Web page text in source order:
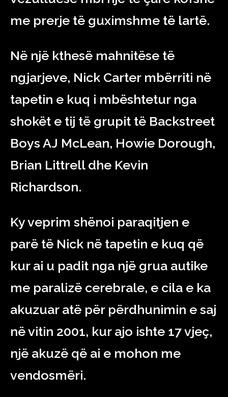
me prerje të guximshme të lartë.
Në një kthesë mahnitëse të
ngjarjeve, Nick Carter mbërriti në
tapetin e kuq i mbështetur nga
shokët e tij të grupit të Backstreet
Boys AJ McLean, Howie Dorough,
Brian Littrell dhe Kevin
Richardson.
Ky veprim shënoi paraqitjen e
parë të Nick në tapetin e kuq që
kur ai u padit nga një grua autike
me paralizë cerebrale, e cila e ka
akuzuar atë për përdhunimin e saj
në vitin 2001, kur ajo ishte 17 vjeç,
një akuzë që ai e mohon me
vendosmëri.